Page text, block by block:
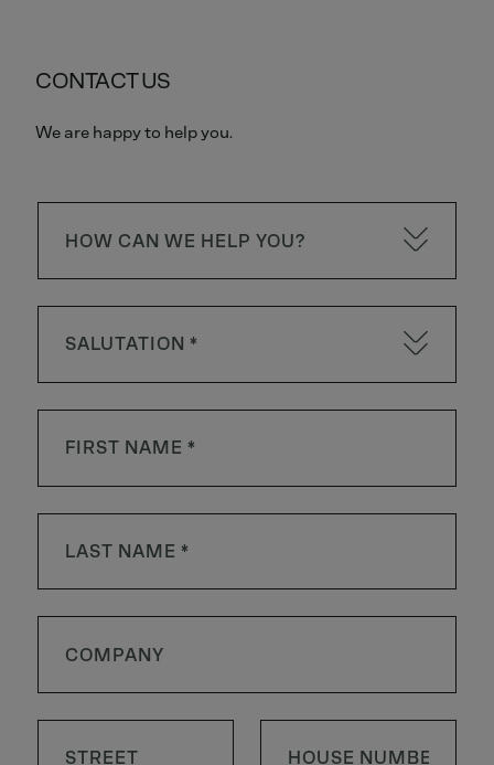
CONTACT US
We are happy to help you.
HOW CAN WE HELP YOU?
SALUTATION *